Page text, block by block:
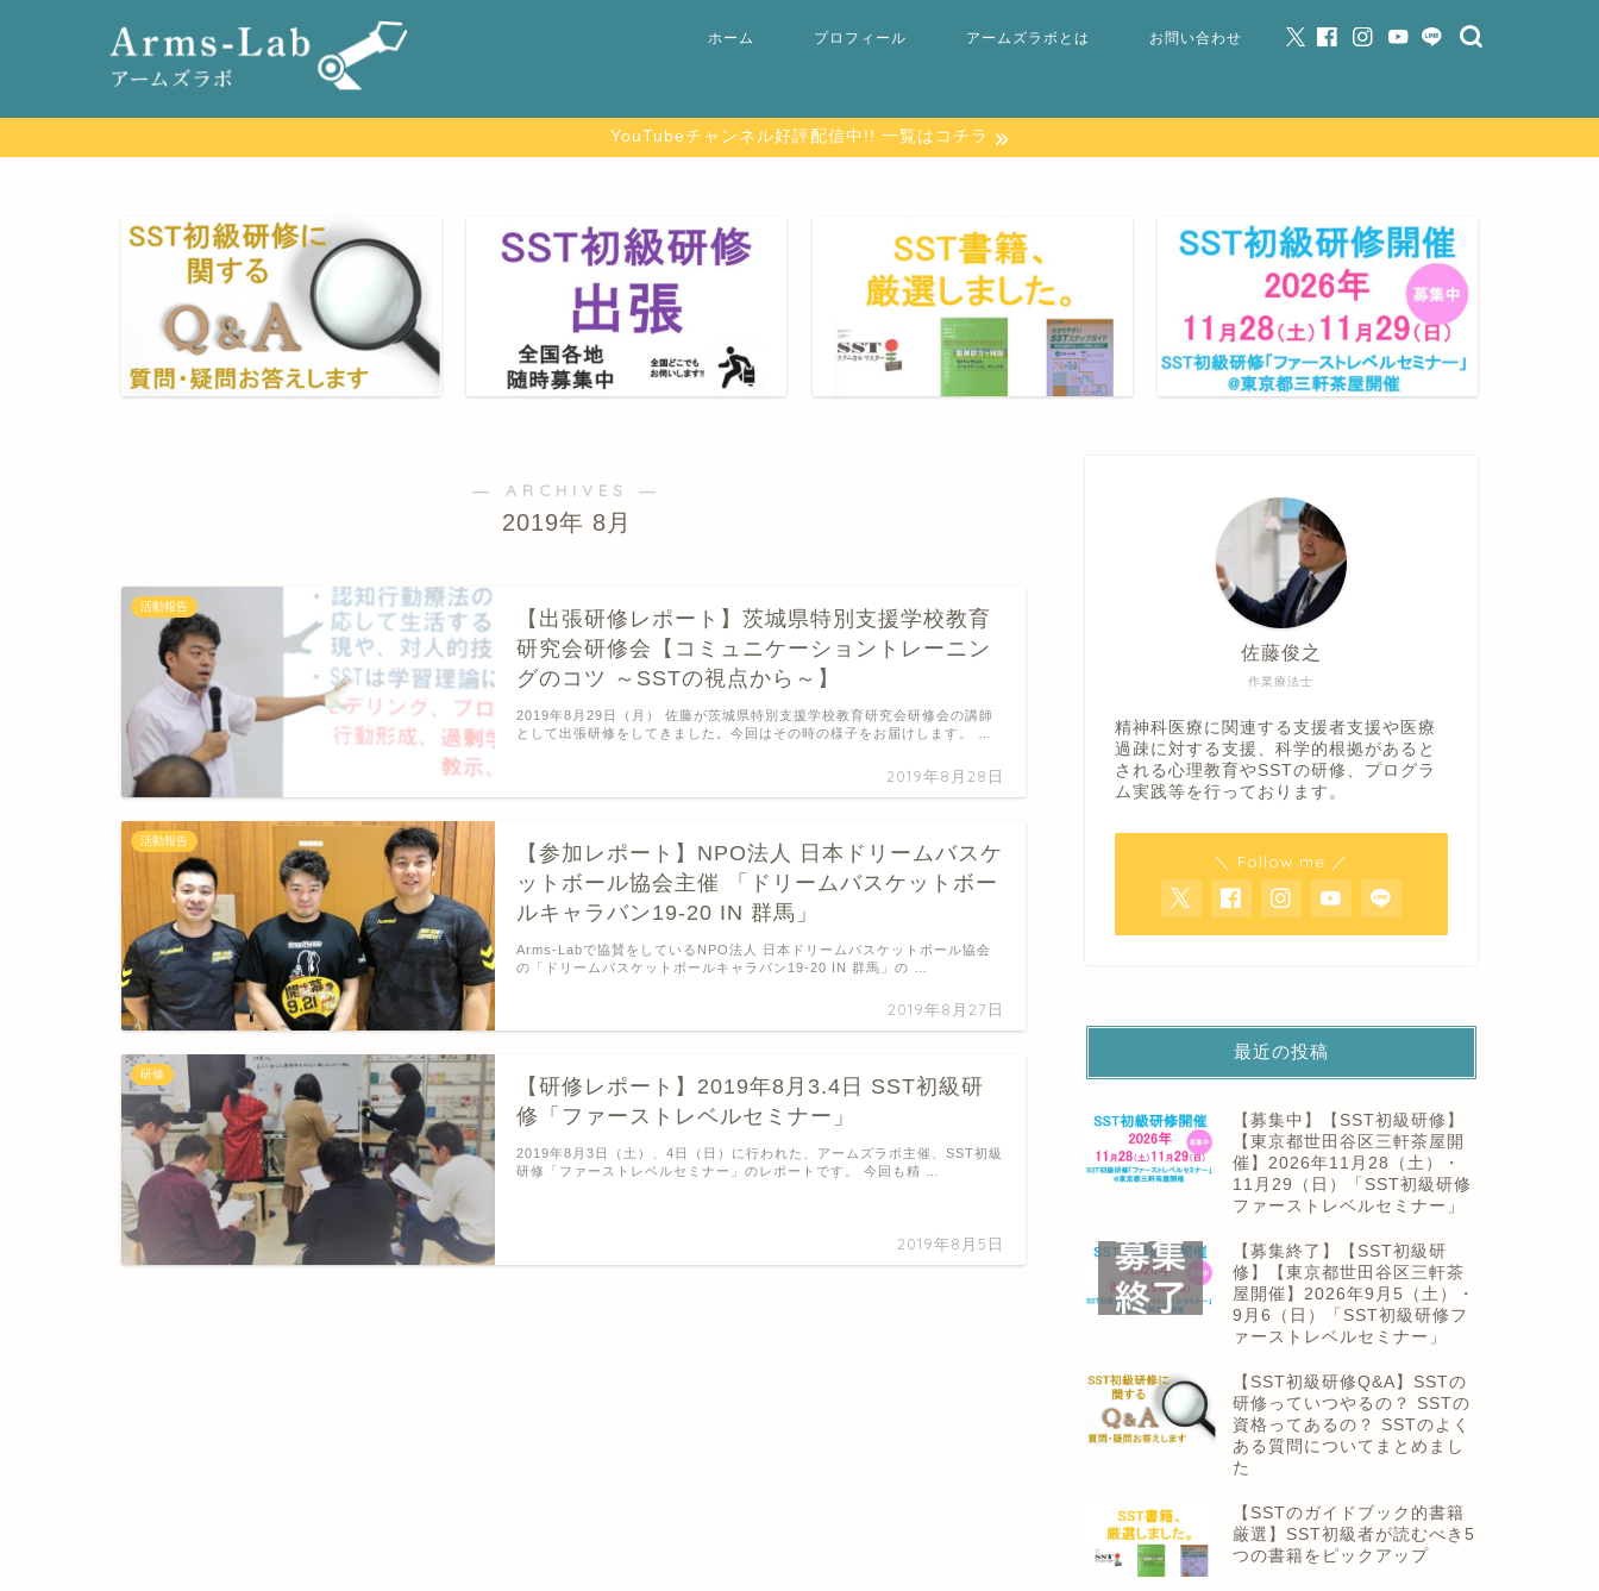
ホーム プロフィール アームズラボとは お問い合わせ
YouTubeチャンネル好評配信中!! 一覧はコチラ
― ARCHIVES ―
2019年 8月
活動報告
【出張研修レポート】茨城県特別支援学校教育
研究会研修会【コミュニケーショントレーニン
グのコツ ～SSTの視点から～】
2019年8月28日
2019年8月29日（月） 佐藤が茨城県特別支援学校教育研究会研修会の講師
として出張研修をしてきました。今回はその時の様子をお届けします。 …
活動報告
【参加レポート】NPO法人 日本ドリームバスケ
ットボール協会主催 「ドリームバスケットボー
ルキャラバン19-20 IN 群馬」
2019年8月27日
Arms-Labで協賛をしているNPO法人 日本ドリームバスケットボール協会
の「ドリームバスケットボールキャラバン19-20 IN 群馬」の …
研修
【研修レポート】2019年8月3.4日 SST初級研
修「ファーストレベルセミナー」
2019年8月5日
2019年8月3日（土）、4日（日）に行われた、アームズラボ主催、SST初級
研修「ファーストレベルセミナー」のレポートです。 今回も精 …
作業療法士
佐藤俊之
精神科医療に関連する支援者支援や医療
過疎に対する支援、科学的根拠があると
される心理教育やSSTの研修、プログラ
ム実践等を行っております。
＼ Follow me ／
最近の投稿
【募集中】【SST初級研修】
【東京都世田谷区三軒茶屋開
催】2026年11月28（土）・
11月29（日）「SST初級研修
ファーストレベルセミナー」
【募集終了】【SST初級研
修】【東京都世田谷区三軒茶
屋開催】2026年9月5（土）・
9月6（日）「SST初級研修フ
ァーストレベルセミナー」
【SST初級研修Q&A】SSTの
研修っていつやるの？ SSTの
資格ってあるの？ SSTのよく
ある質問についてまとめまし
た
【SSTのガイドブック的書籍
厳選】SST初級者が読むべき5
つの書籍をピックアップ